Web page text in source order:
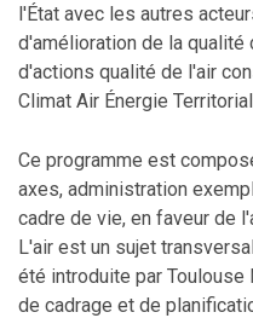
l'État avec les autres
d'amélioration de la qualité
d'actions qualité de l'air
Climat Air Énergie
Ce programme est
axes, administration
cadre de vie, en faveur de
L'air est un sujet
été introduite par
de cadrage et de